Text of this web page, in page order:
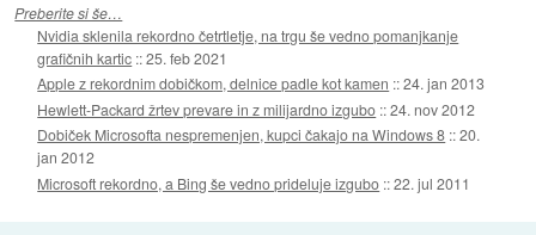
Preberite si še…
Nvidia sklenila rekordno četrtletje, na trgu še vedno pomanjkanje
grafičnih kartic ::25. feb 2021
Apple z rekordnim dobičkom, delnice padle kot kamen ::24. jan 2013
Hewlett-Packard žrtev prevare in z milijardno izgubo ::24. nov 2012
Dobiček Microsofta nespremenjen, kupci čakajo na Windows 8 ::20.
jan 2012
Microsoft rekordno, a Bing še vedno prideluje izgubo ::22. jul 2011